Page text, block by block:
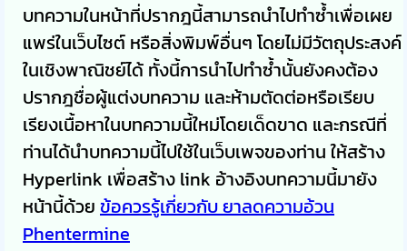
บทความในหน้าที่ปรากฎนี้สามารถนำไปทำซ้ำเพื่อเผย
แพร่ในเว็บไซต์ หรือสิ่งพิมพ์อื่นๆ โดยไม่มีวัตถุประสงค์
ในเชิงพาณิชย์ได้ ทั้งนี้การนำไปทำซ้ำนั้นยังคงต้อง
ปรากฎชื่อผู้แต่งบทความ และห้ามตัดต่อหรือเรียบ
เรียงเนื้อหาในบทความนี้ใหม่โดยเด็ดขาด และกรณีที่
ท่านได้นำบทความนี้ไปใช้ในเว็บเพจของท่าน ให้สร้าง
Hyperlink เพื่อสร้าง link อ้างอิงบทความนี้มายัง
หน้านี้ด้วย ข้อควรรู้เกี่ยวกับ ยาลดความอ้วน
Phentermine